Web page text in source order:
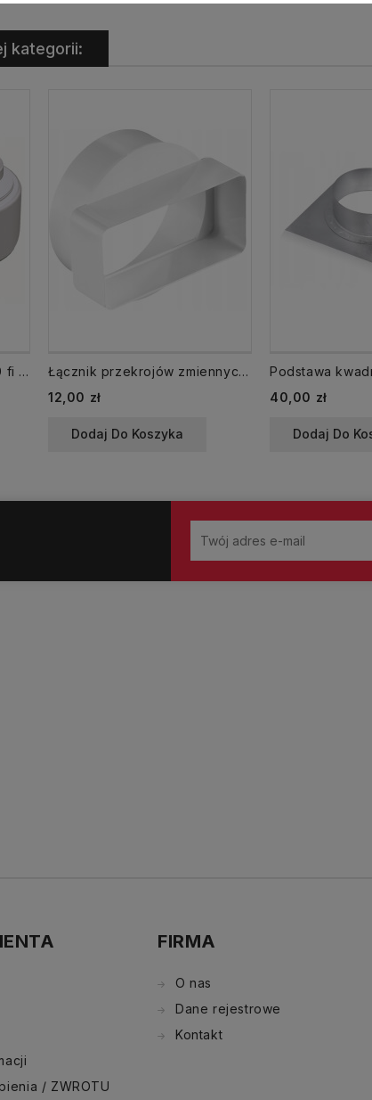
kategorii:
961 Kolano łączące 220x90 fi 150 mm mimośrodowe Vents
Łącznik przekrojów zmiennych D/ZK 110x55 fi 100 przekrojów zmiennych
Cena
12,00 zł
Dodaj Do Koszyka
Cena
40,00 zł
Dodaj Do
/ ZWROTU
FIRMA
O nas
Dane rejestrowe
Kontakt